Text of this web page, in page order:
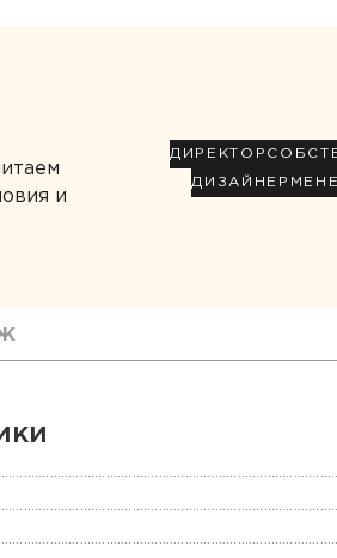
и
ДИРЕКТОР
ДИЗАЙНЕР
о товаре